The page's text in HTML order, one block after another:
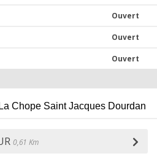
Ouvert
Ouvert
Ouvert
Chope Saint Jacques Dourdan
0,61 Km